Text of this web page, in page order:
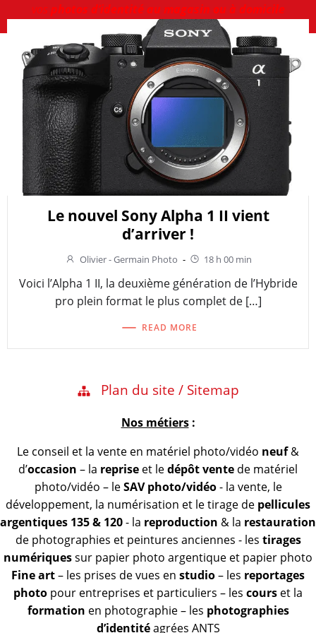
vos photos d’identité au magasin ou à domicile
Le nouvel Sony Alpha 1 II vient
d’arriver !
Olivier - Germain Photo - 18 h 00 min
Voici l’Alpha 1 II, la deuxième génération de l’Hybride
pro plein format le plus complet de […]
READ MORE
Plan du site / Sitemap
Nos métiers:
Le conseil et la vente en matériel photo/vidéo neuf&
d’occasion – la reprise et ledépôt vente de matériel
photo/vidéo – leSAV photo/vidéo- la vente, le
développement, la numérisation et le tirage de pellicules
argentiques 135 & 120- la reproduction & la restauration
de photographies et peintures anciennes - les tirages
numériquessur papier photo argentique et papier photo
Fine art– les prises de vues en studio– les reportages
photo pour entreprises et particuliers – les cours et la
formation en photographie – les photographies
d’identitéagrées ANTS